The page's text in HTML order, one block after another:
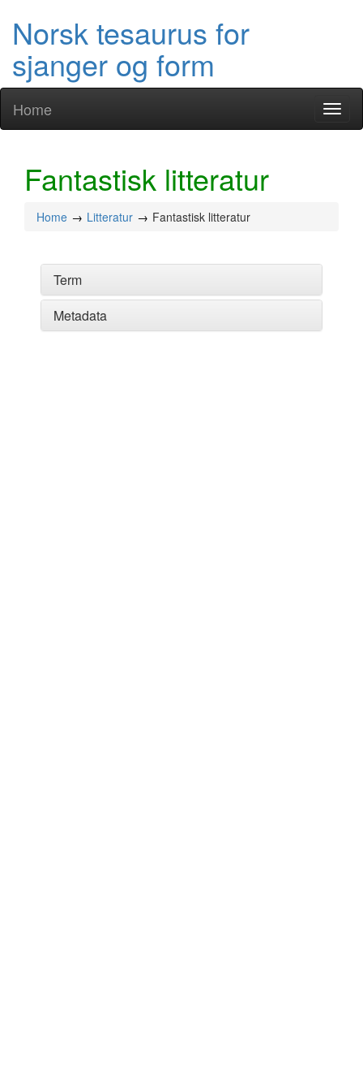
Norsk tesaurus for
sjanger og form
Home
Fantastisk litteratur
Home Litteratur Fantastisk litteratur
Term
Metadata